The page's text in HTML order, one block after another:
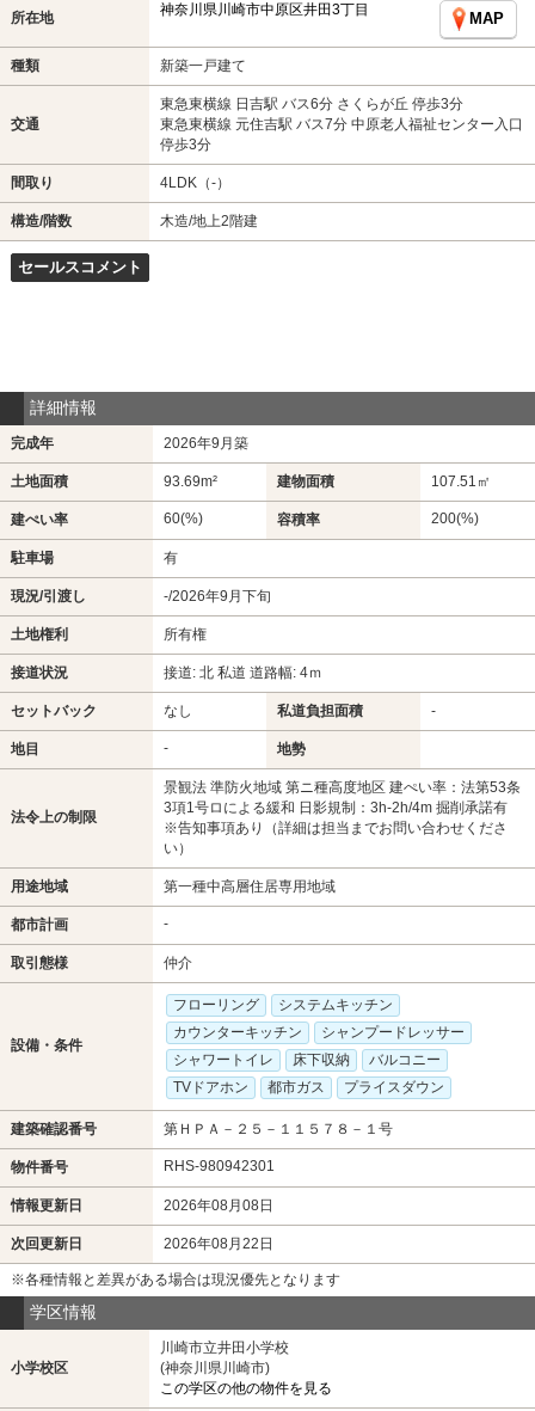
所在地 神奈川県川崎市中原区井田3丁目
MAP
種類 新築一戸建て
交通
東急東横線 日吉駅 バス6分 さくらが丘 停歩3分
東急東横線 元住吉駅 バス7分 中原老人福祉センター入口
停歩3分
間取り 4LDK（-）
構造/階数 木造/地上2階建
セールスコメント
詳細情報
完成年 2026年9月築
土地面積 93.69m² 建物面積 107.51㎡
建ぺい率 60(%) 容積率 200(%)
駐車場 有
現況/引渡し -/2026年9月下旬
土地権利 所有権
接道状況 接道: 北 私道 道路幅: 4ｍ
セットバック なし 私道負担面積 -
地目 - 地勢
法令上の制限
景観法 準防火地域 第ニ種高度地区 建ぺい率：法第53条
3項1号ロによる緩和 日影規制：3h-2h/4m 掘削承諾有
※告知事項あり（詳細は担当までお問い合わせくださ
い）
用途地域 第一種中高層住居専用地域
都市計画 -
取引態様 仲介
設備・条件
フローリング
システムキッチン
カウンターキッチン
シャンプードレッサー
シャワートイレ
床下収納
バルコニー
TVドアホン
都市ガス プライスダウン
建築確認番号 第ＨＰＡ－２５－１１５７８－１号
物件番号 RHS-980942301
情報更新日 2026年08月08日
次回更新日 2026年08月22日
※各種情報と差異がある場合は現況優先となります
学区情報
小学校区
川崎市立井田小学校
(神奈川県川崎市)
この学区の他の物件を見る